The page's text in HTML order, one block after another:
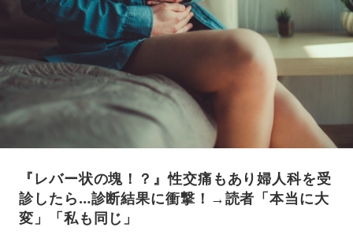
『レバー状の塊！？』性交痛もあり婦人科を受
診したら…診断結果に衝撃！→読者「本当に大
変」「私も同じ」